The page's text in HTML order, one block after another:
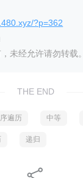
?p=362
未经允许请勿转载。
THE END
遍历 中等
递归